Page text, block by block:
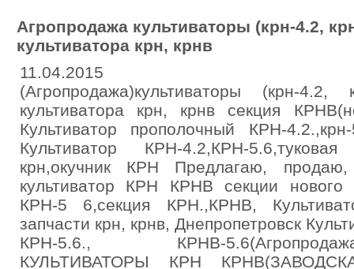
Агропродажа культиваторы (крн-4.2,
культиватора крн, крнв
11.04.2015
(Агропродажа)культиваторы (крн-4.2,
культиватора крн, крнв секция
Культиватор прополочный КРН-
Культиватор КРН-4.2,КРН-
крн,окучник КРН Предлагаю,
культиватор КРН КРНВ секции нового
КРН-5 6,секция КРН.,КРНВ,
запчасти крн, крнв, Днепропетровск
КРН-5.6., КРНВ-
КУЛЬТИВАТОРЫ КРН